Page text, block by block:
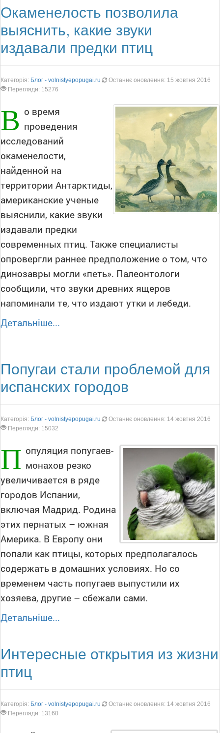
Окаменелость позволила
выяснить, какие звуки
издавали предки птиц
Категорія: Блог - volnistyepopugai.ru
Останнє оновлення: 15 жовтня 2016
Перегляди: 15276
В о время
проведения
исследований
окаменелости,
найденной на
территории Антарктиды,
американские ученые
выяснили, какие звуки
издавали предки
современных птиц. Также специалисты
опровергли раннее предположение о том, что
динозавры могли «петь». Палеонтологи
сообщили, что звуки древних ящеров
напоминали те, что издают утки и лебеди.
Детальніше...
Попугаи стали проблемой для
испанских городов
Категорія: Блог - volnistyepopugai.ru
Останнє оновлення: 14 жовтня 2016
Перегляди: 15032
П опуляция попугаев-
монахов резко
увеличивается в ряде
городов Испании,
включая Мадрид. Родина
этих пернатых – южная
Америка. В Европу они
попали как птицы, которых предполагалось
содержать в домашних условиях. Но со
временем часть попугаев выпустили их
хозяева, другие – сбежали сами.
Детальніше...
Интересные открытия из жизни
птиц
Категорія: Блог - volnistyepopugai.ru
Останнє оновлення: 14 жовтня 2016
Перегляди: 13160